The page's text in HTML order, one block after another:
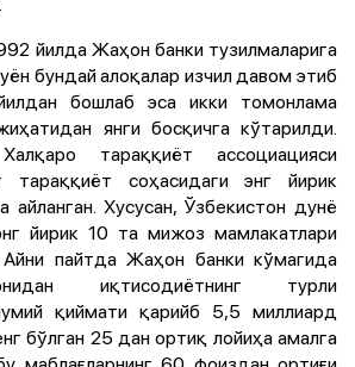
йилда Жаҳон банки тузилмаларига
бундай алоқалар изчил давом этиб
бошлаб эса икки томонлама
янги босқичга кўтарилди.
тараққиёт ассоциацияси
тараққиёт соҳасидаги энг йирик
айланган. Хусусан, Ўзбекистон дунё
йирик 10 та мижоз мамлакатлари
Айни пайтда Жаҳон банки кўмагида
иқтисодиётнинг турли
қиймати қарийб 5,5 миллиард
бўлган 25 дан ортиқ лойиҳа амалга